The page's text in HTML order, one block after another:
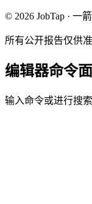
© 2026 JobTap · 一
所有公开报告仅供
编辑器命令
输入命令或进行搜